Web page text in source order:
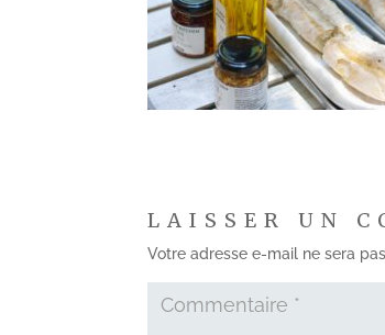
LAISSER UN
Votre adresse e-mail ne sera